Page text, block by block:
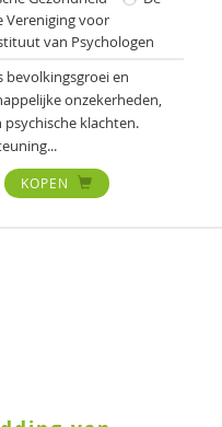
Vereniging voor
van Psychologen
bevolkingsgroei en
onzekerheden,
klachten.
KOPEN